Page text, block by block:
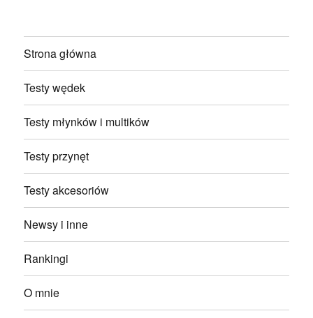
Strona główna
Testy wędek
Testy młynków i multików
Testy przynęt
Testy akcesoriów
Newsy i inne
Rankingi
O mnie